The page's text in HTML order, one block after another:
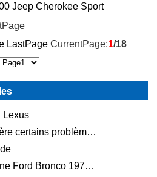
Jeep Cherokee Sport
LastPage CurrentPage:1/18
Lexus
certains problèm…
Ford Bronco 197…